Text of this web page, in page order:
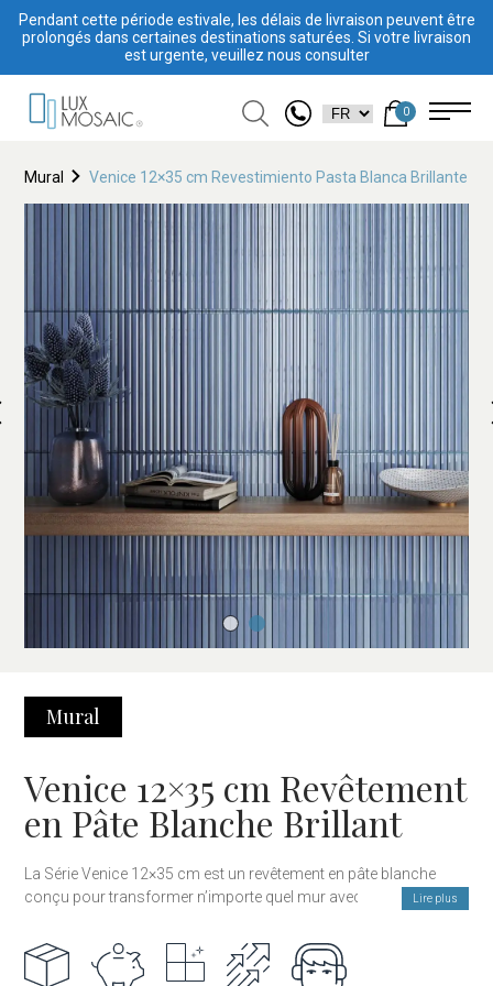
Pendant cette période estivale, les délais de livraison peuvent être
prolongés dans certaines destinations saturées. Si votre livraison
est urgente, veuillez nous consulter
0
Mural Venice 12×35 cm Revestimiento Pasta Blanca Brillante
Mural
Venice 12×35 cm Revêtement
en Pâte Blanche Brillant
La Série Venice 12×35 cm est un revêtement en pâte blanche
conçu pour transformer n’importe quel mur avec un style
la lumière naturelle et apporte un effet visuel raffiné et élégant, en
faisant une option idéale pour les cuisines, salles de bains,
Lire plus